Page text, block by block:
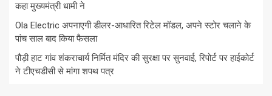
कहा मुख्यमंत्री धामी ने
Ola Electric अपनाएगी डीलर-आधारित रिटेल मॉडल, अपने स्टोर चलाने के
पांच साल बाद किया फैसला
पौड़ी हाट गांव शंकराचार्य निर्मित मंदिर की सुरक्षा पर सुनवाई, रिपोर्ट पर हाईकोर्ट
ने टीएचडीसी से मांगा शपथ पत्र